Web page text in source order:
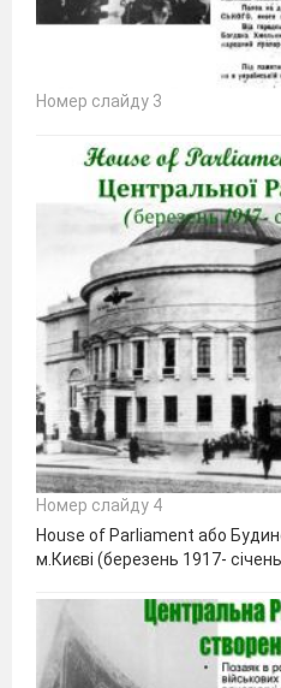
Номер слайду 3
Номер слайду 4
House of Parliament або
м.Києві (березень 1917-